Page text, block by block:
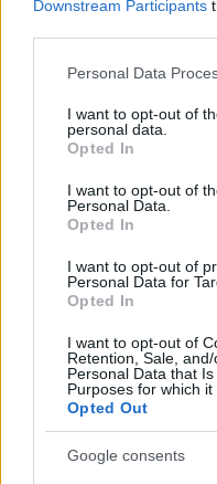
Downstream Participants
Please note that this
not limited to your visit or
grant or deny consent to
use your data for below
consent section.
Personal Data
I want to opt-out of
personal data.
Opted In
I want to opt-out of
Personal Data.
Opted In
I want to opt-out of
Personal Data for
Opted In
I want to opt-out of
Retention, Sale,
Personal Data that
Purposes for which it
Opted Out
Google consents